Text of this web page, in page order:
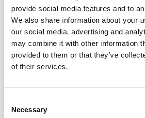
provide social media features and to
We also share information about your
our social media, advertising and
may combine it with other information
provided to them or that they’ve
of their services.
Selection
Necessary